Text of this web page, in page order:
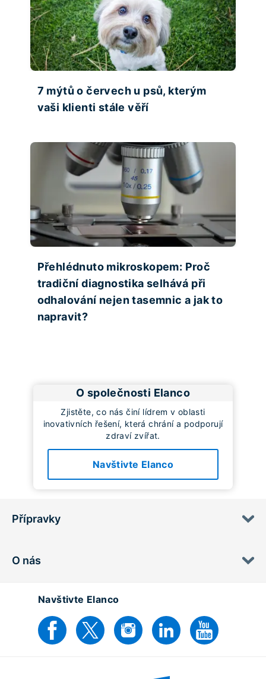
7 mýtů o červech u psů, kterým
vaši klienti stále věří
Přehlédnuto mikroskopem: Proč
tradiční diagnostika selhává při
odhalování nejen tasemnic a jak to
napravit?
O společnosti Elanco
Zjistěte, co nás činí lídrem v oblasti
inovativních řešení, která chrání a podporují
zdraví zvířat.
Navštivte Elanco
Přípravky
O nás
Navštivte Elanco